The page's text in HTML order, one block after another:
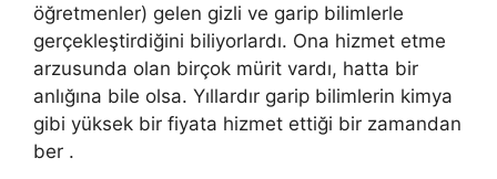
öğretmenler) gelen gizli ve garip bilimlerle
gerçekleştirdiğini biliyorlardı. Ona hizmet etme
arzusunda olan birçok mürit vardı, hatta bir
anlığına bile olsa. Yıllardır garip bilimlerin kimya
gibi yüksek bir fiyata hizmet ettiği bir zamandan
ber .